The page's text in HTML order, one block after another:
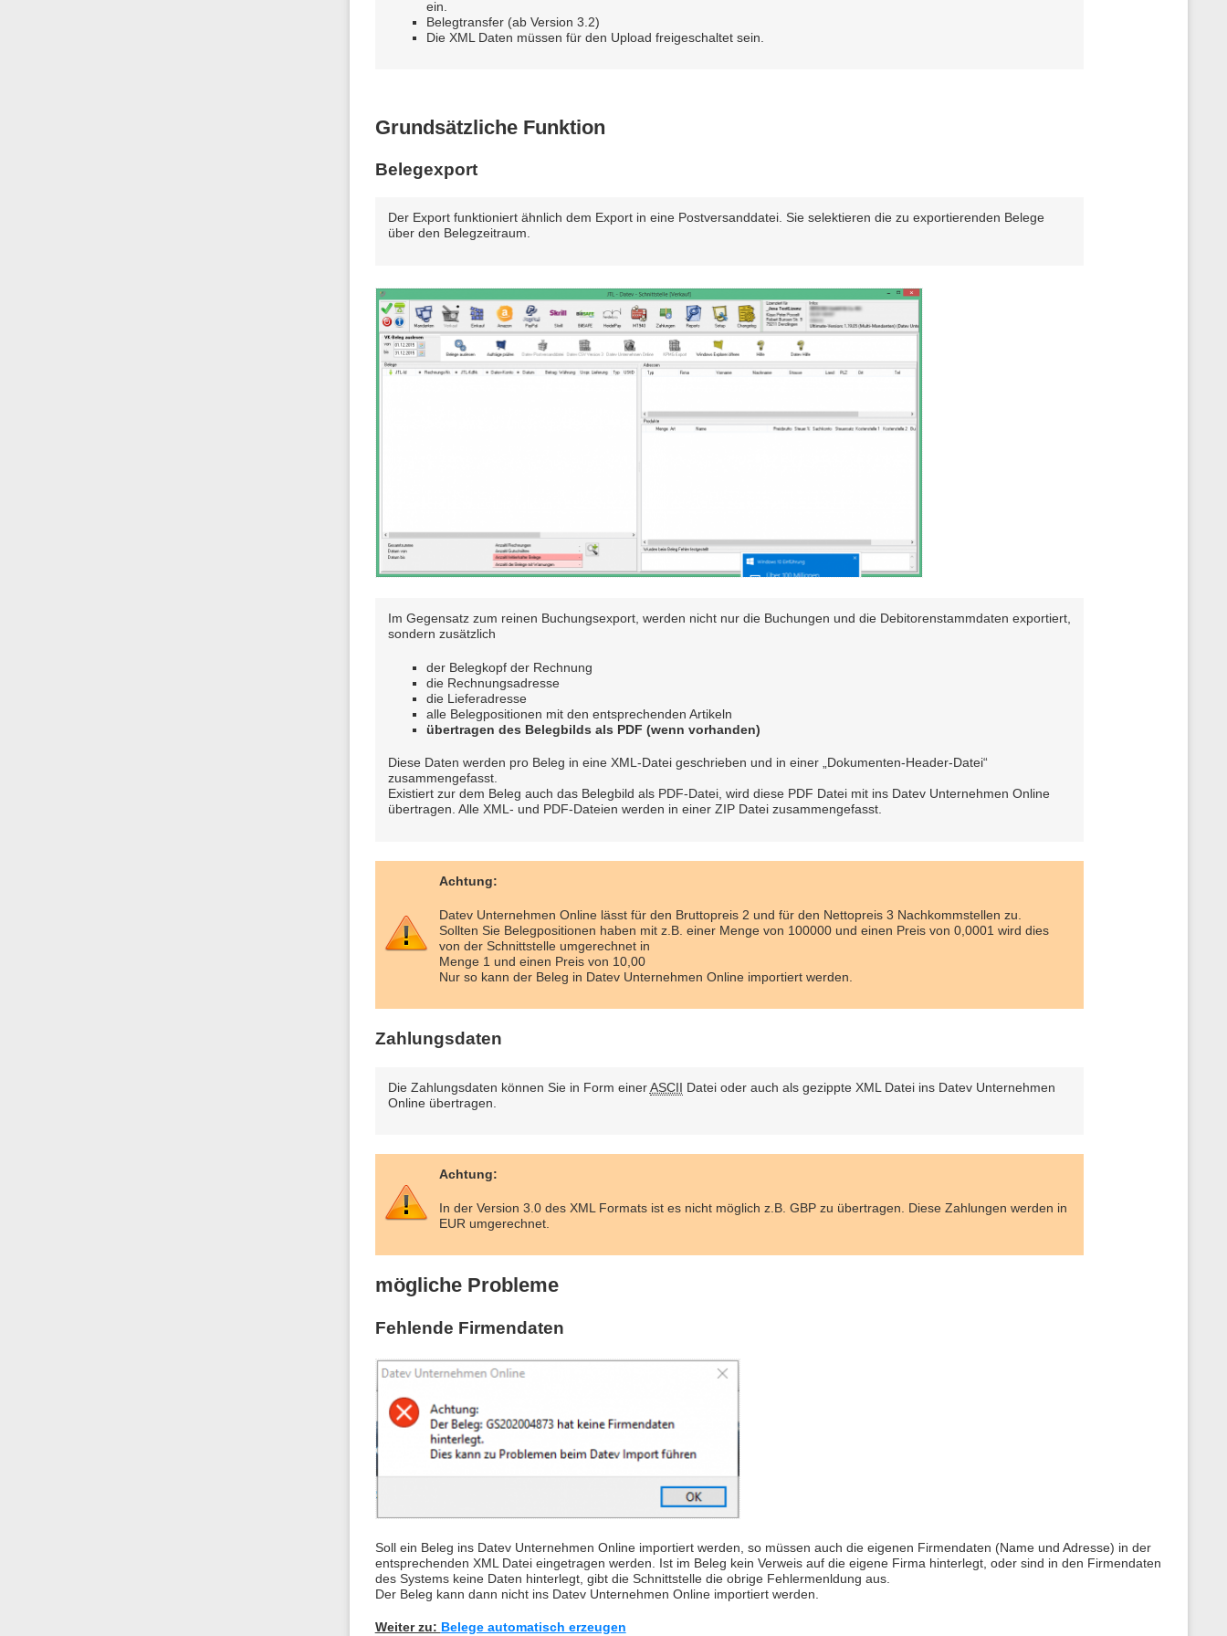
ein.
Belegtransfer (ab Version 3.2)
Die XML Daten müssen für den Upload freigeschaltet sein.
Grundsätzliche Funktion
Belegexport
Der Export funktioniert ähnlich dem Export in eine Postversanddatei. Sie selektieren die zu exportierenden Belege
über den Belegzeitraum.
Im Gegensatz zum reinen Buchungsexport, werden nicht nur die Buchungen und die Debitorenstammdaten exportiert,
sondern zusätzlich
der Belegkopf der Rechnung
die Rechnungsadresse
die Lieferadresse
alle Belegpositionen mit den entsprechenden Artikeln
übertragen des Belegbilds als PDF (wenn vorhanden)
Diese Daten werden pro Beleg in eine XML-Datei geschrieben und in einer „Dokumenten-Header-Datei“
zusammengefasst.
Existiert zur dem Beleg auch das Belegbild als PDF-Datei, wird diese PDF Datei mit ins Datev Unternehmen Online
übertragen. Alle XML- und PDF-Dateien werden in einer ZIP Datei zusammengefasst.
Achtung:
Datev Unternehmen Online lässt für den Bruttopreis 2 und für den Nettopreis 3 Nachkommstellen zu.
Sollten Sie Belegpositionen haben mit z.B. einer Menge von 100000 und einen Preis von 0,0001 wird dies
von der Schnittstelle umgerechnet in
Menge 1 und einen Preis von 10,00
Nur so kann der Beleg in Datev Unternehmen Online importiert werden.
Zahlungsdaten
Die Zahlungsdaten können Sie in Form einerASCII Datei oder auch als gezippte XML Datei ins Datev Unternehmen
Online übertragen.
Achtung:
In der Version 3.0 des XML Formats ist es nicht möglich z.B. GBP zu übertragen. Diese Zahlungen werden in
EUR umgerechnet.
mögliche Probleme
Fehlende Firmendaten
Soll ein Beleg ins Datev Unternehmen Online importiert werden, so müssen auch die eigenen Firmendaten (Name und Adresse) in der
entsprechenden XML Datei eingetragen werden. Ist im Beleg kein Verweis auf die eigene Firma hinterlegt, oder sind in den Firmendaten
des Systems keine Daten hinterlegt, gibt die Schnittstelle die obrige Fehlermenldung aus.
Der Beleg kann dann nicht ins Datev Unternehmen Online importiert werden.
Weiter zu: Belege automatisch erzeugen